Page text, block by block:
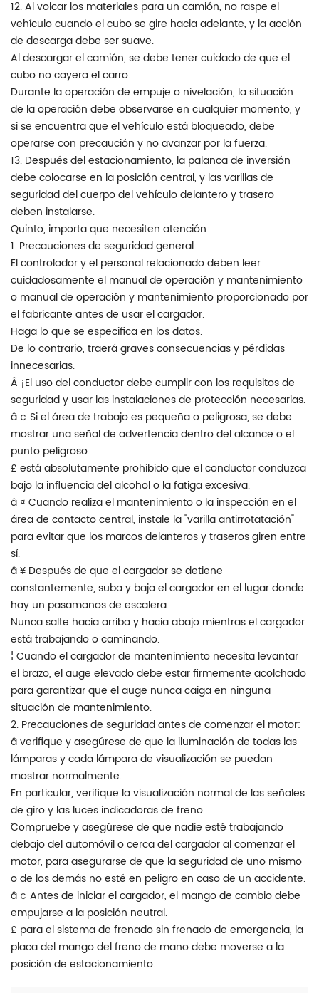
12. Al volcar los materiales para un camión, no raspe el
vehículo cuando el cubo se gire hacia adelante, y la acción
de descarga debe ser suave.
Al descargar el camión, se debe tener cuidado de que el
cubo no cayera el carro.
Durante la operación de empuje o nivelación, la situación
de la operación debe observarse en cualquier momento, y
si se encuentra que el vehículo está bloqueado, debe
operarse con precaución y no avanzar por la fuerza.
13. Después del estacionamiento, la palanca de inversión
debe colocarse en la posición central, y las varillas de
seguridad del cuerpo del vehículo delantero y trasero
deben instalarse.
Quinto, importa que necesiten atención:
1. Precauciones de seguridad general:
El controlador y el personal relacionado deben leer
cuidadosamente el manual de operación y mantenimiento
o manual de operación y mantenimiento proporcionado por
el fabricante antes de usar el cargador.
Haga lo que se especifica en los datos.
De lo contrario, traerá graves consecuencias y pérdidas
innecesarias.
Â ¡El uso del conductor debe cumplir con los requisitos de
seguridad y usar las instalaciones de protección necesarias.
â ¢ Si el área de trabajo es pequeña o peligrosa, se debe
mostrar una señal de advertencia dentro del alcance o el
punto peligroso.
£ está absolutamente prohibido que el conductor conduzca
bajo la influencia del alcohol o la fatiga excesiva.
â ¤ Cuando realiza el mantenimiento o la inspección en el
área de contacto central, instale la "varilla antirrotatación"
para evitar que los marcos delanteros y traseros giren entre
sí.
â ¥ Después de que el cargador se detiene
constantemente, suba y baja el cargador en el lugar donde
hay un pasamanos de escalera.
Nunca salte hacia arriba y hacia abajo mientras el cargador
está trabajando o caminando.
¦ Cuando el cargador de mantenimiento necesita levantar
el brazo, el auge elevado debe estar firmemente acolchado
para garantizar que el auge nunca caiga en ninguna
situación de mantenimiento.
2. Precauciones de seguridad antes de comenzar el motor:
â verifique y asegúrese de que la iluminación de todas las
lámparas y cada lámpara de visualización se puedan
mostrar normalmente.
En particular, verifique la visualización normal de las señales
de giro y las luces indicadoras de freno.
`Compruebe y asegúrese de que nadie esté trabajando
debajo del automóvil o cerca del cargador al comenzar el
motor, para asegurarse de que la seguridad de uno mismo
o de los demás no esté en peligro en caso de un accidente.
â ¢ Antes de iniciar el cargador, el mango de cambio debe
empujarse a la posición neutral.
£ para el sistema de frenado sin frenado de emergencia, la
placa del mango del freno de mano debe moverse a la
posición de estacionamiento.